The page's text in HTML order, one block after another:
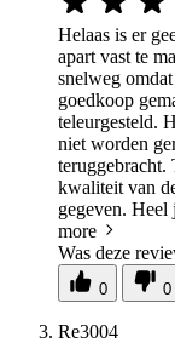
Helaas is er
apart vast te
snelweg
goedkoop
teleurgesteld.
niet worden
teruggebracht.
kwaliteit van
gegeven.
more
Was deze
0 0
Re3004